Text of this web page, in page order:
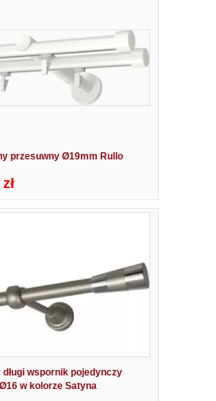
przesuwny Ø19mm Rullo
wspornik pojedynczy
w kolorze Satyna